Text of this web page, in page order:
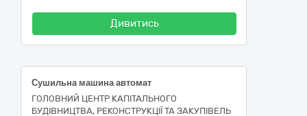
Дивитись
Сушильна машина автомат
ГОЛОВНИЙ ЦЕНТР КАПІТАЛЬНОГО
БУДІВНИЦТВА, РЕКОНСТРУКЦІЇ ТА ЗАКУПІВЕЛЬ